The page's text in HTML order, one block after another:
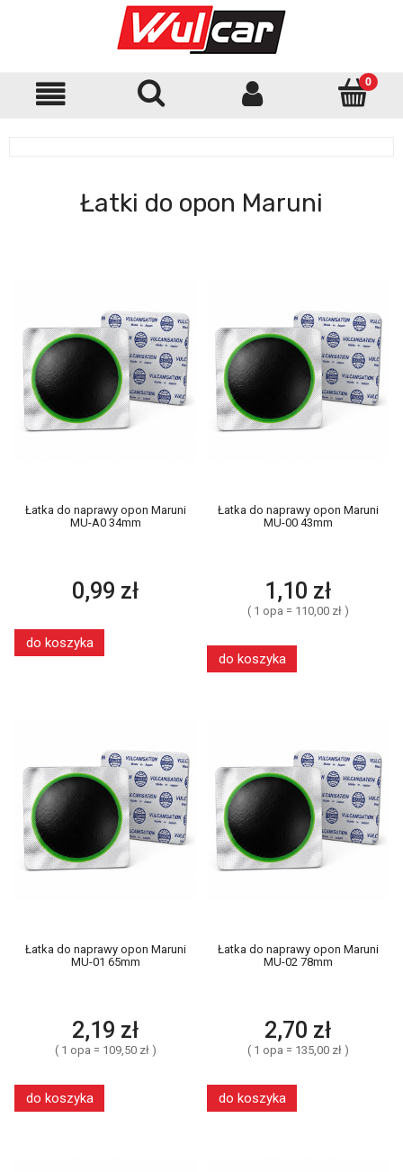
Łatki do opon Maruni
Łatka do naprawy opon Maruni
MU-A0 34mm
0,99 zł
do koszyka
Łatka do naprawy opon Maruni
MU-00 43mm
1,10 zł
( 1 opa = 110,00 zł )
do koszyka
Łatka do naprawy opon Maruni
MU-01 65mm
2,19 zł
( 1 opa = 109,50 zł )
do koszyka
Łatka do naprawy opon Maruni
MU-02 78mm
2,70 zł
( 1 opa = 135,00 zł )
do koszyka